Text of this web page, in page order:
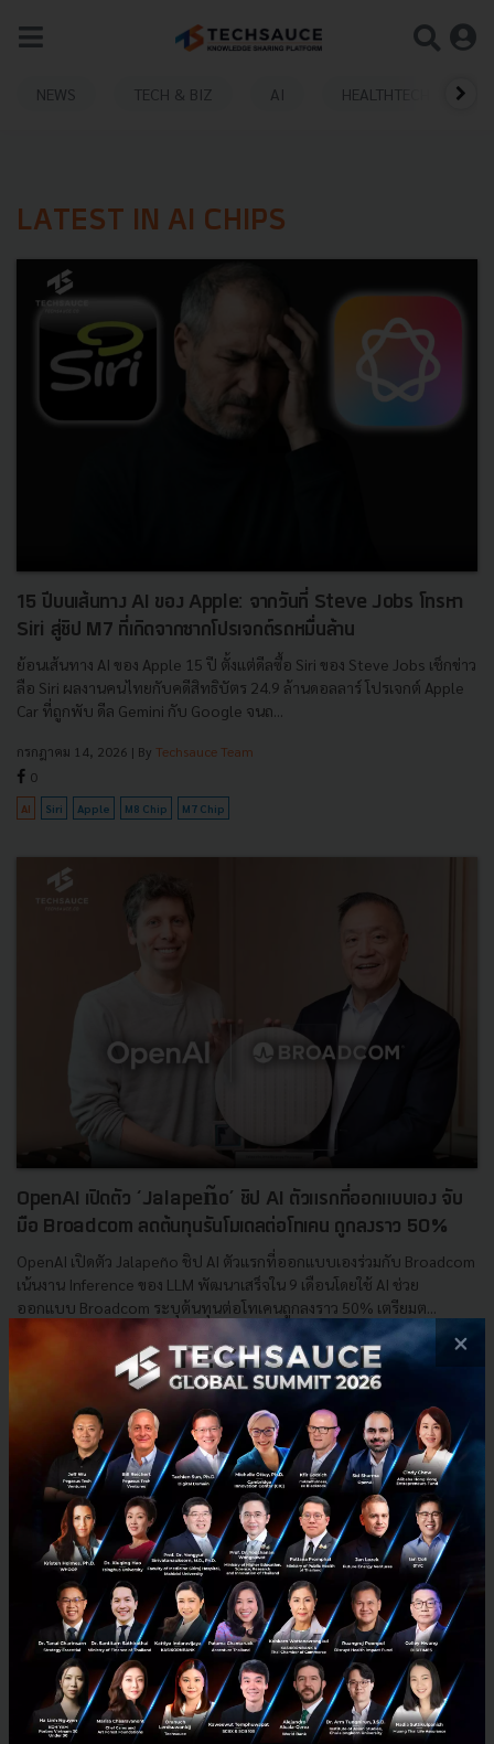
NEWS TECH & BIZ AI HEALTHTECH
LATEST IN AI CHIPS
15 ปีบนเส้นทาง AI ของ Apple: จากวันที่ Steve Jobs โทรหา
Siri สู่ชิป M7 ที่เกิดจากซากโปรเจกต์รถหมื่นล้าน
ย้อนเส้นทาง AI ของ Apple 15 ปี ตั้งแต่ดีลซื้อ Siri ของ Steve Jobs เช็กข่าว
ลือ Siri ผลงานคนไทยกับคดีสิทธิบัตร 24.9 ล้านดอลลาร์ โปรเจกต์ Apple
Car ที่ถูกพับ ดีล Gemini กับ Google จนถ...
กรกฎาคม 14, 2026 | By Techsauce Team
0
AI Siri Apple M8 Chip M7 Chip
OpenAI เปิดตัว ‘Jalapeño’ ชิป AI ตัวแรกที่ออกแบบเอง จับ
มือ Broadcom ลดต้นทุนรันโมเดลต่อโทเคน ถูกลงราว 50%
OpenAI เปิดตัว Jalapeño ชิป AI ตัวแรกที่ออกแบบเองร่วมกับ Broadcom
เน้นงาน Inference ของ LLM พัฒนาเสร็จใน 9 เดือนโดยใช้ AI ช่วย
ออกแบบ Broadcom ระบุต้นทุนต่อโทเคนถูกลงราว 50% เตรียมต...
| ByTechsauce Team
LLM
×